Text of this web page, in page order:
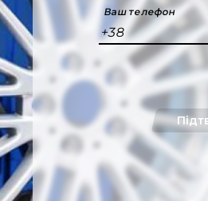
Ваш телефон
+38